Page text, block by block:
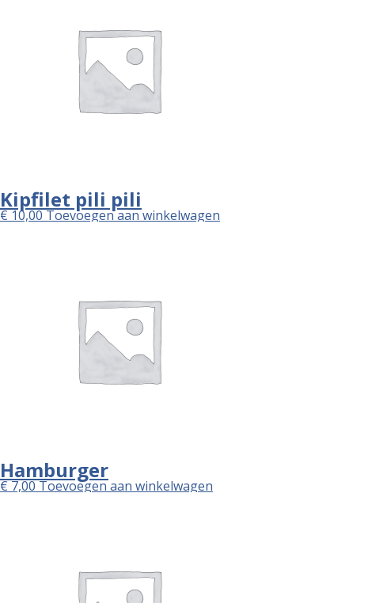
Kipfilet pili pili
€10,00Toevoegen aan winkelwagen
Hamburger
€7,00Toevoegen aan winkelwagen